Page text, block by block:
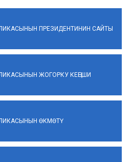
ПРЕЗИДЕНТИНИН САЙТЫ
ЖОГОРКУ КЕҢЕШИ
ӨКМӨТҮ